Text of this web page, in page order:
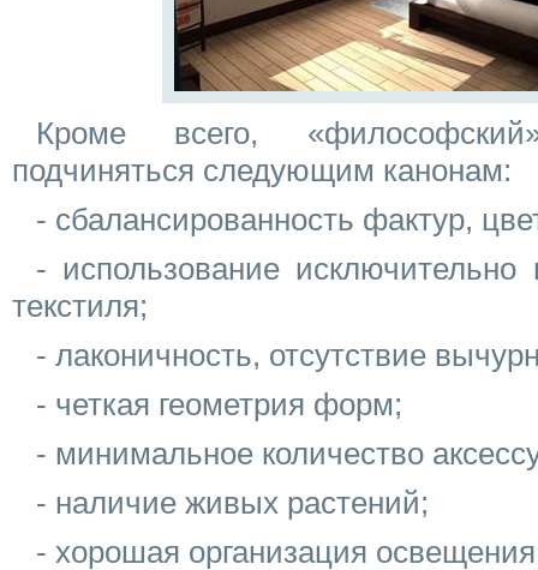
Кроме всего,
подчиняться следующим канонам:
- сбалансированность фактур,
- использование исключительно
текстиля;
- лаконичность, отсутствие
- четкая геометрия форм;
- минимальное количество
- наличие живых растений;
- хорошая организация